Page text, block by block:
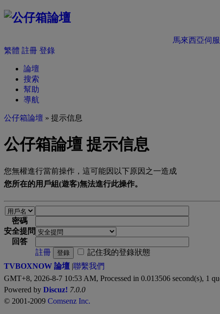
馬來西亞伺
繁體 註冊 登錄
論壇
搜索
幫助
導航
公仔箱論壇 » 提示信息
公仔箱論壇 提示信息
您無權進行當前操作，這可能因以下原因之一造成
您所在的用戶組(遊客)無法進行此操作。
密碼
安全提問
回答
註冊
登錄
記住我的登錄狀態
TVBOXNOW 論壇 |聯繫我們
GMT+8, 2026-8-7 10:53 AM, Processed in 0.013506 second(s), 1
Powered by Discuz! 7.0.0
© 2001-2009 Comsenz Inc.